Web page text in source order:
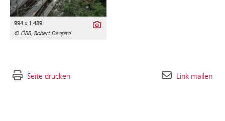
994 x 1 489
© ÖBB, Robert Deopito
Seite drucken Link mailen